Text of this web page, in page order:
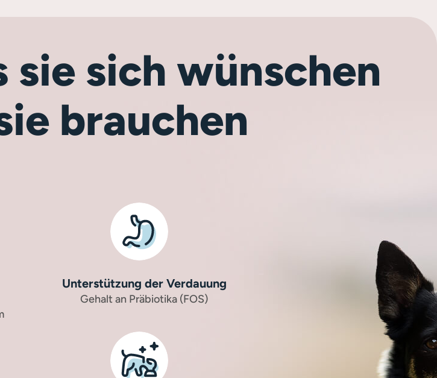
sich wünschen
brauchen
Unterstützung der Verdauung
Gehalt an Präbiotika (FOS)